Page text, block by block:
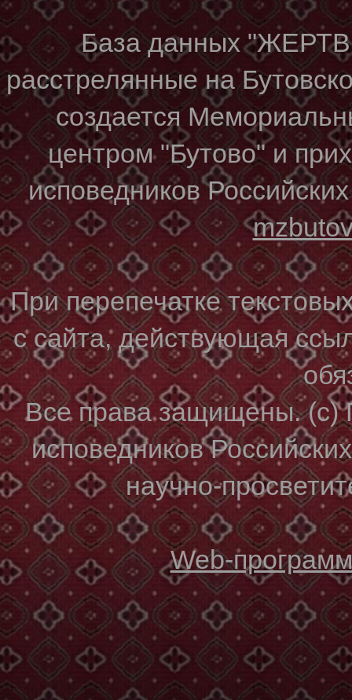
База данных
расстрелянные на
создается
центром "Бутово" и
исповедников
При перепечатке
с сайта, действующая
Все права защищены. (с)
исповедников
научно-
Web-